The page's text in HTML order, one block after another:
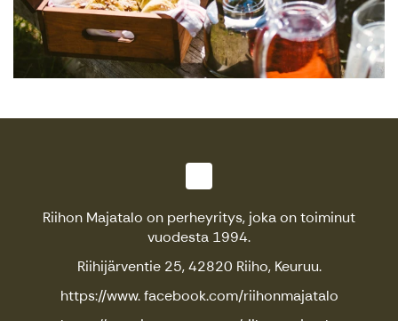
Riihon Majatalo on perheyritys, joka on toiminut
vuodesta 1994.
Riihijärventie 25, 42820 Riiho, Keuruu.
https://www. facebook.com/riihonmajatalo